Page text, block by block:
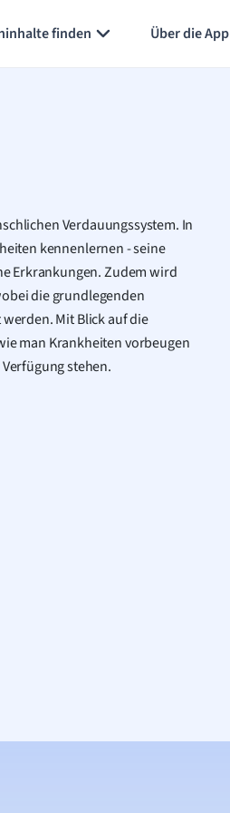
finden Über die App
Verdauungssystem. In
kennenlernen - seine
Erkrankungen. Zudem wird
die grundlegenden
Mit Blick auf die
man Krankheiten vorbeugen
stehen.